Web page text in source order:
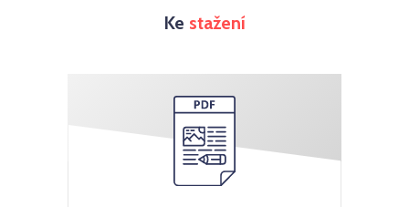
Ke stažení